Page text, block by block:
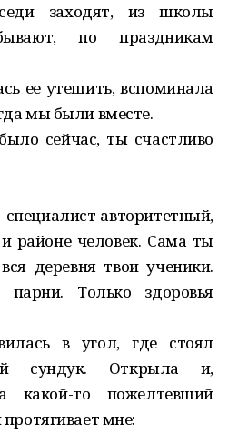
заходят, из школы
по праздникам
ее утешить, вспоминала
мы были вместе.
сейчас, ты счастливо
авторитетный,
районе человек. Сама ты
деревня твои ученики.
Только здоровья
в угол, где стоял
сундук. Открыла и,
какой-то пожелтевший
протягивает мне: